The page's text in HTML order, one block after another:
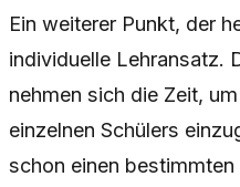
Ein weiterer Punkt, der
individuelle Lehransatz.
nehmen sich die Zeit,
einzelnen Schülers
schon einen